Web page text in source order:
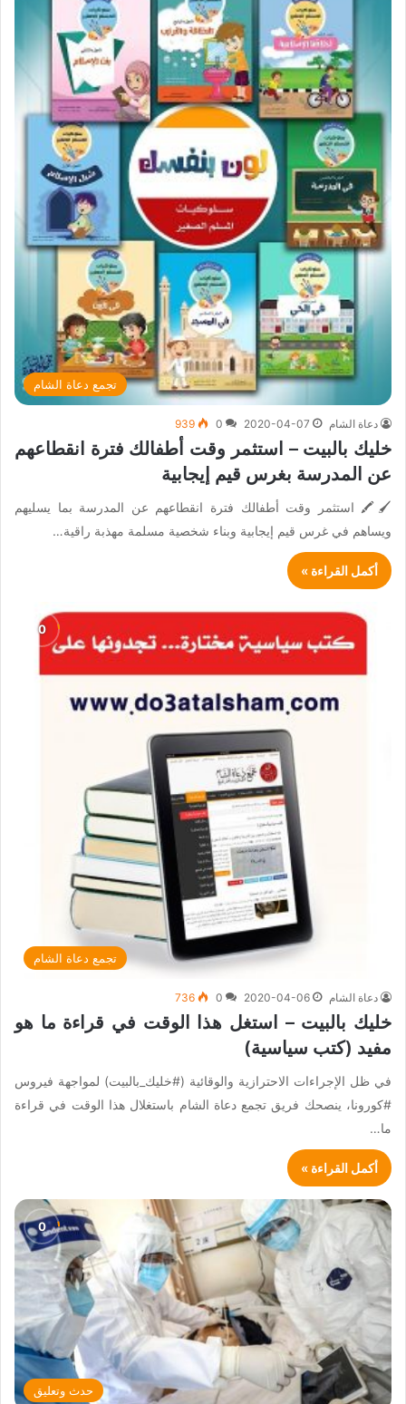
تجمع دعاة الشام
دعاة الشام 2020-04-07
0
939
خليك بالبيت – استثمر وقت أطفالك فترة انقطاعهم
عن المدرسة بغرس قيم إيجابية
🖌🖍 استثمر وقت أطفالك فترة انقطاعهم عن المدرسة بما يسليهم
ويساهم في غرس قيم إيجابية وبناء شخصية مسلمة مهذبة راقية…
أكمل القراءة »
تجمع دعاة الشام
دعاة الشام 2020-04-06
0
736
خليك بالبيت – استغل هذا الوقت في قراءة ما هو
مفيد (كتب سياسية)
في ظل الإجراءات الاحترازية والوقائية (#خليك_بالبيت) لمواجهة فيروس
#كورونا، ينصحك فريق تجمع دعاة الشام باستغلال هذا الوقت في قراءة
ما…
أكمل القراءة »
حدث وتعليق